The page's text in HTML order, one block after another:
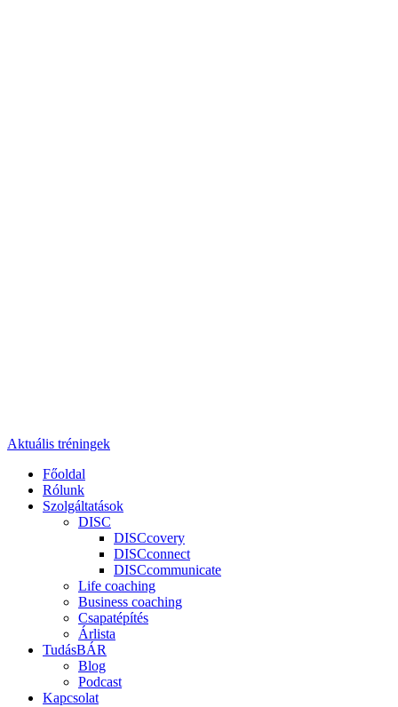
Aktuális tréningek
Főoldal
Rólunk
Szolgáltatások
DISC
DISCcovery
DISCconnect
DISCcommunicate
Life coaching
Business coaching
Csapatépítés
Árlista
TudásBÁR
Blog
Podcast
Kapcsolat